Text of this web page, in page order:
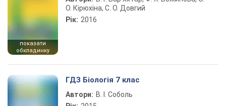
показати
обкладинку
О. Кірюхіна, С. О. Довгий
Рік: 2016
ГДЗ Біологія 7 клас
Автори: В. І. Соболь